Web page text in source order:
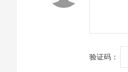
验证码：